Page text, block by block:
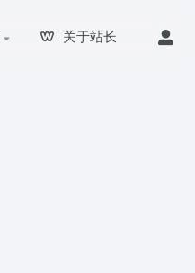
关于站长